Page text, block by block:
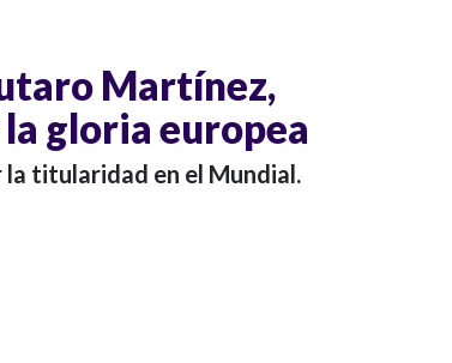
Martínez,
gloria europea
titularidad en el Mundial.